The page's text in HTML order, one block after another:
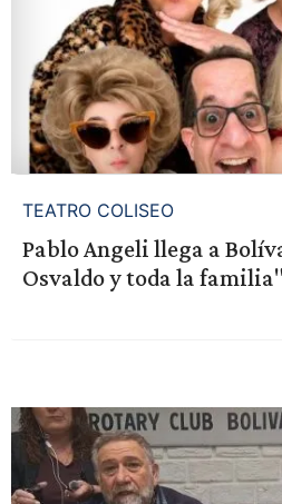
TEATRO COLISEO
Pablo Angeli llega a
Osvaldo y toda la familia"